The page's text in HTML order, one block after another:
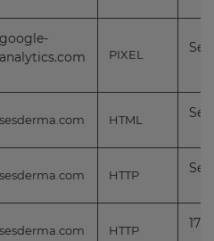
google-
analytics.com
PIXEL
sesderma.com HTML
sesderma.com HTTP
sesderma.com HTTP 179